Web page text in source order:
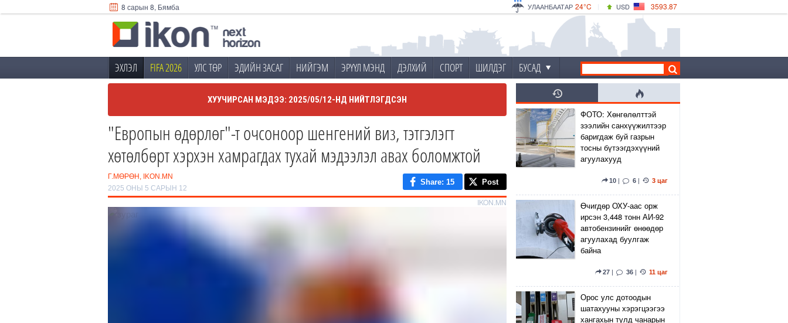
8 сарын 8, Бямба 24°C
УЛААНБААТАР
25°C
ДАРХАН
22°C
ЭРДЭНЭТ
USD 3593.87
4141.04
ЭХЛЭЛ FIFA 2026 УЛС ТӨР ЭДИЙН ЗАСАГ НИЙГЭМ ЭРҮҮЛ МЭНД ДЭЛХИЙ СПОРТ ШИЛДЭГ БУСАД
ХУУЧИРСАН МЭДЭЭ: 2025/05/12-НД НИЙТЛЭГДСЭН
"Европын өдөрлөг"-т очсоноор шенгений виз, тэтгэлэгт
хөтөлбөрт хэрхэн хамрагдах тухай мэдээлэл авах боломжтой
Г.МӨРӨН, IKON.MN
2025 ОНЫ 5 САРЫН 12
Share: 15 Post
IKON.MN
ФОТО: Хөнгөлөлттэй
зээлийн санхүүжилтээр
баригдаж буй газрын
тосны бүтээгдэхүүний
агуулахууд
10 | 6 | 3 цаг
Өчигдөр ОХУ-аас орж
ирсэн 3,448 тонн АИ-92
автобензинийг өнөөдөр
агуулахад буулгаж
байна
27 | 36 | 11 цаг
Орос улс дотоодын
шатахууны хэрэгцээгээ
хангахын тулд чанарын